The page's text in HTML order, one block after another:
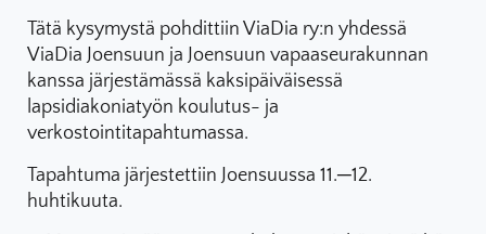
Tätä kysymystä pohdittiin ViaDia ry:n yhdessä
ViaDia Joensuun ja Joensuun vapaaseurakunnan
kanssa järjestämässä kaksipäiväisessä
lapsidiakoniatyön koulutus- ja
verkostointitapahtumassa.
Tapahtuma järjestettiin Joensuussa 11.─12.
huhtikuuta.